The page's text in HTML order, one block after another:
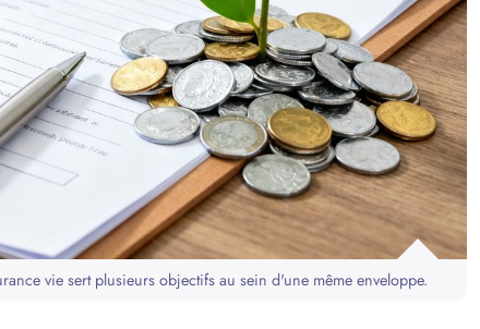
vie sert plusieurs objectifs au sein d'une même enveloppe.